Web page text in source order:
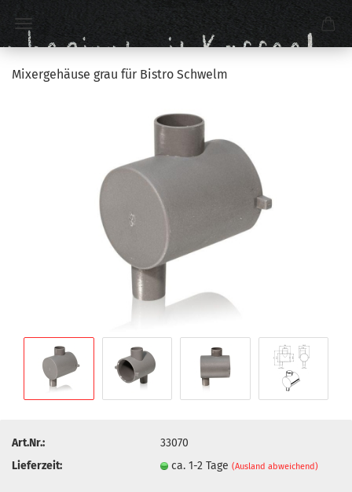
Mixergehäuse grau für Bistro Schwelm
Art.Nr.:
33070
Lieferzeit:
ca. 1-2 Tage(Ausland abweichend)